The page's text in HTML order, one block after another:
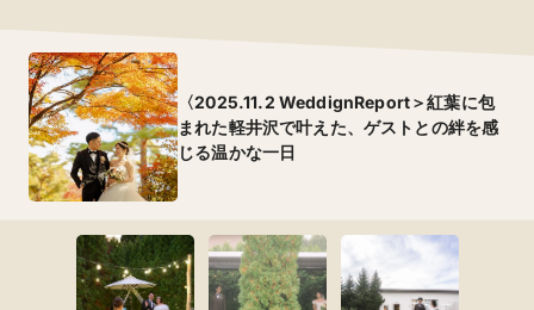
〈2025.11.2 WeddignReport＞紅葉に包
まれた軽井沢で叶えた、ゲストとの絆を感
じる温かな一日